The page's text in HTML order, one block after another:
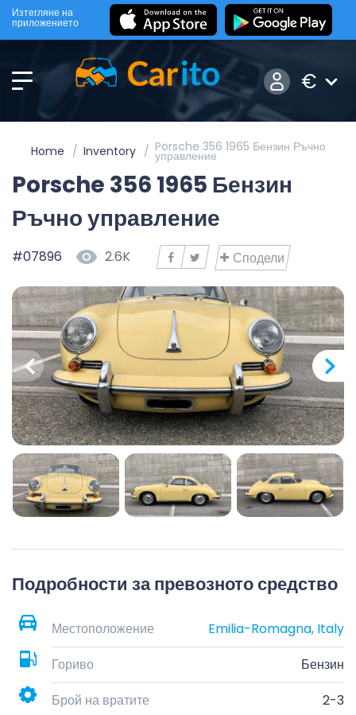
Изтегляне на
приложението
€
Home Inventory Porsche 356 1965 Бензин Ръчно
управление
Porsche 356 1965 Бензин
Ръчно управление
#07896 2.6K Сподели
Подробности за превозното средство
Местоположение
Emilia-Romagna, Italy
Гориво
Бензин
Брой на вратите
2-3